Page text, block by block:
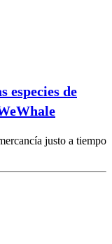
especies de
justo a tiempo